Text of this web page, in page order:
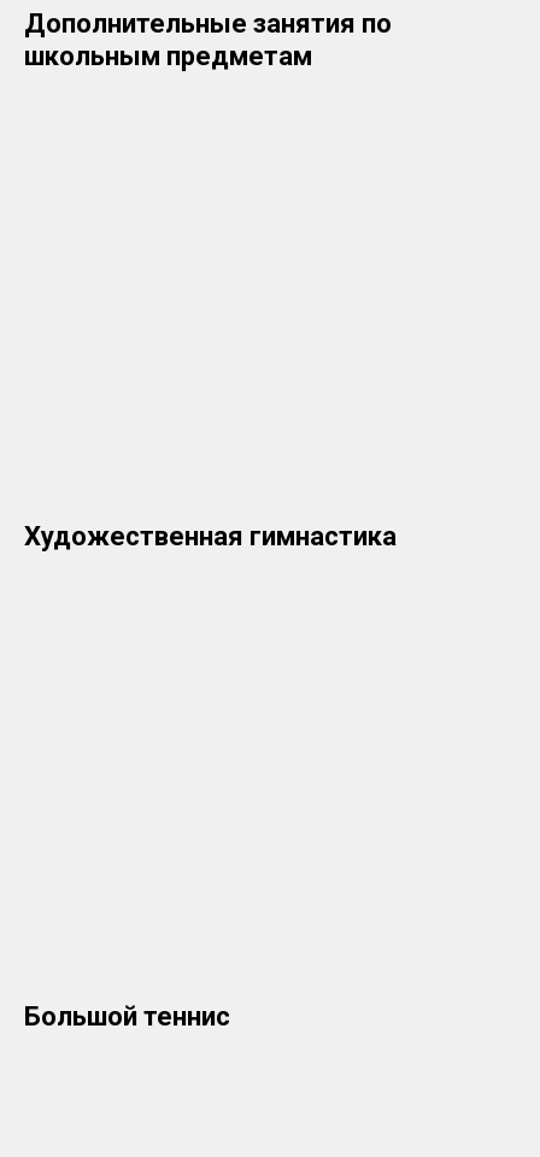
Дополнительные занятия по
школьным предметам
Художественная гимнастика
Большой теннис